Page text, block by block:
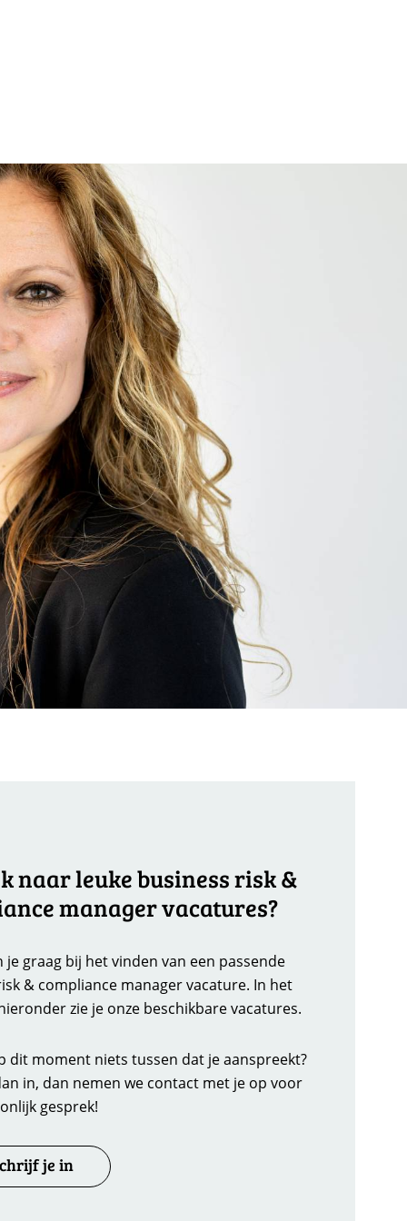
naar leuke business risk &
manager vacatures?
je graag bij het vinden van een passende
& compliance manager vacature. In het
zie je onze beschikbare vacatures.
dit moment niets tussen dat je aanspreekt?
in, dan nemen we contact met je op voor
gesprek!
je in